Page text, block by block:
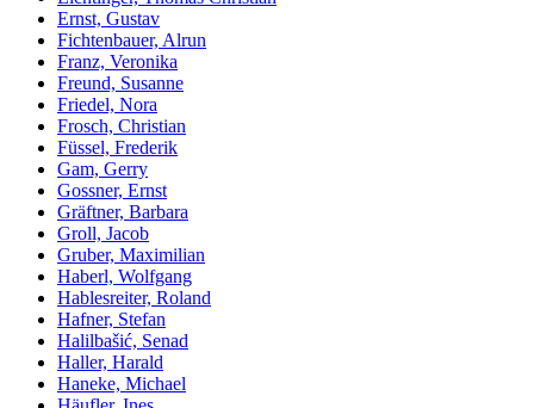
Ernst, Gustav
Fichtenbauer, Alrun
Franz, Veronika
Freund, Susanne
Friedel, Nora
Frosch, Christian
Füssel, Frederik
Gam, Gerry
Gossner, Ernst
Gräftner, Barbara
Groll, Jacob
Gruber, Maximilian
Haberl, Wolfgang
Hablesreiter, Roland
Hafner, Stefan
Halilbašić, Senad
Haller, Harald
Haneke, Michael